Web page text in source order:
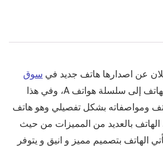
عن اصدارها هاتف جديد في سوق
، و ينضم تلك الهاتف إلى سلسلة هواتف A، وفي هذا
ومواصفاته بشكل تفصيلي وهو هاتف
الهاتف بالعديد من المميزات من حيث
الهاتف بتصميم مميز و انيق و يتوفر